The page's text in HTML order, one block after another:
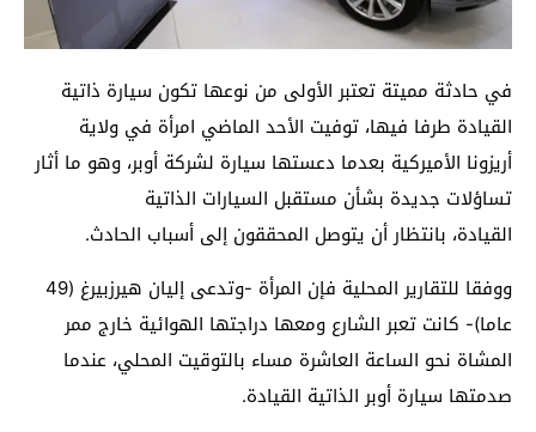
في حادثة مميتة تعتبر الأولى من نوعها تكون سيارة ذاتية
القيادة طرفا فيها، توفيت الأحد الماضي امرأة في ولاية
أريزونا الأميركية بعدما دعستها سيارة لشركة أوبر، وهو ما أثار
تساؤلات جديدة بشأن مستقبل السيارات الذاتية
القيادة، بانتظار أن يتوصل المحققون إلى أسباب الحادث.
ووفقا للتقارير المحلية فإن المرأة -وتدعى إليان هيرزبيرغ (49
عاما)- كانت تعبر الشارع ومعها دراجتها الهوائية خارج ممر
المشاة نحو الساعة العاشرة مساء بالتوقيت المحلي، عندما
صدمتها سيارة أوبر الذاتية القيادة.